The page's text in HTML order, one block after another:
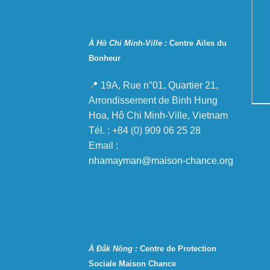
À Hô Chi Minh-Ville : Centre Ailes du
Bonheur
📍 19A, Rue n°01, Quartier 21,
Arrondissement de Binh Hung
Hoa, Hô Chi Minh-Ville, Vietnam
Tél. : +84 (0) 909 06 25 28
Email :
nhamayman@maison-chance.org
À Đắk Nông : Centre de Protection
Sociale Maison Chance